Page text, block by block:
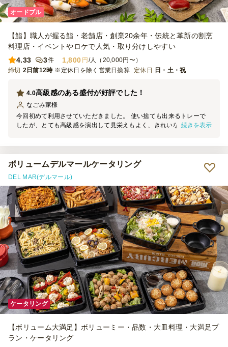
オードブル
【鮨】職人が握る鮨・老舗店・創業20余年・伝統と革新の割烹
料理店・イベントやロケで人気・取り分けしやすい
4.33
3件 1,800 円 /人（20,000円〜）
締切 2日前12時 ※定休日を除く営業日換算 定休日 日・土・祝
高級感のある盛付が好評でした！
4.0
なごみ家様
今回初めて利用させていただきました。 使い捨ても出来るトレーで
したが、とても高級感を演出して見栄えもよく、きれいなトレーなの
カ・ サーモン・いくら・穴子・玉子・白身魚・海老 お寿司の盛付・
高級感のある見た目とネタは好評でしたが、シャリが少し硬めだった
とのお声を頂いてしまったのがとても残念でした。 時間通りの配達
でしたが２階まで配達ではなく一階の受け取りになってしまったのが
残念で評価を下げさせていただきました。 次回のイベントも「シェ
フコレ様」でお願いしたいと思います。 大変お世話になりありがと
うございました。
続きを表示
ボリュームデルマールケータリング
DEL MAR(デルマール)
ケータリング
【ボリューム大満足】ボリューミー・品数・大皿料理・大満足プ
ラン・ケータリング